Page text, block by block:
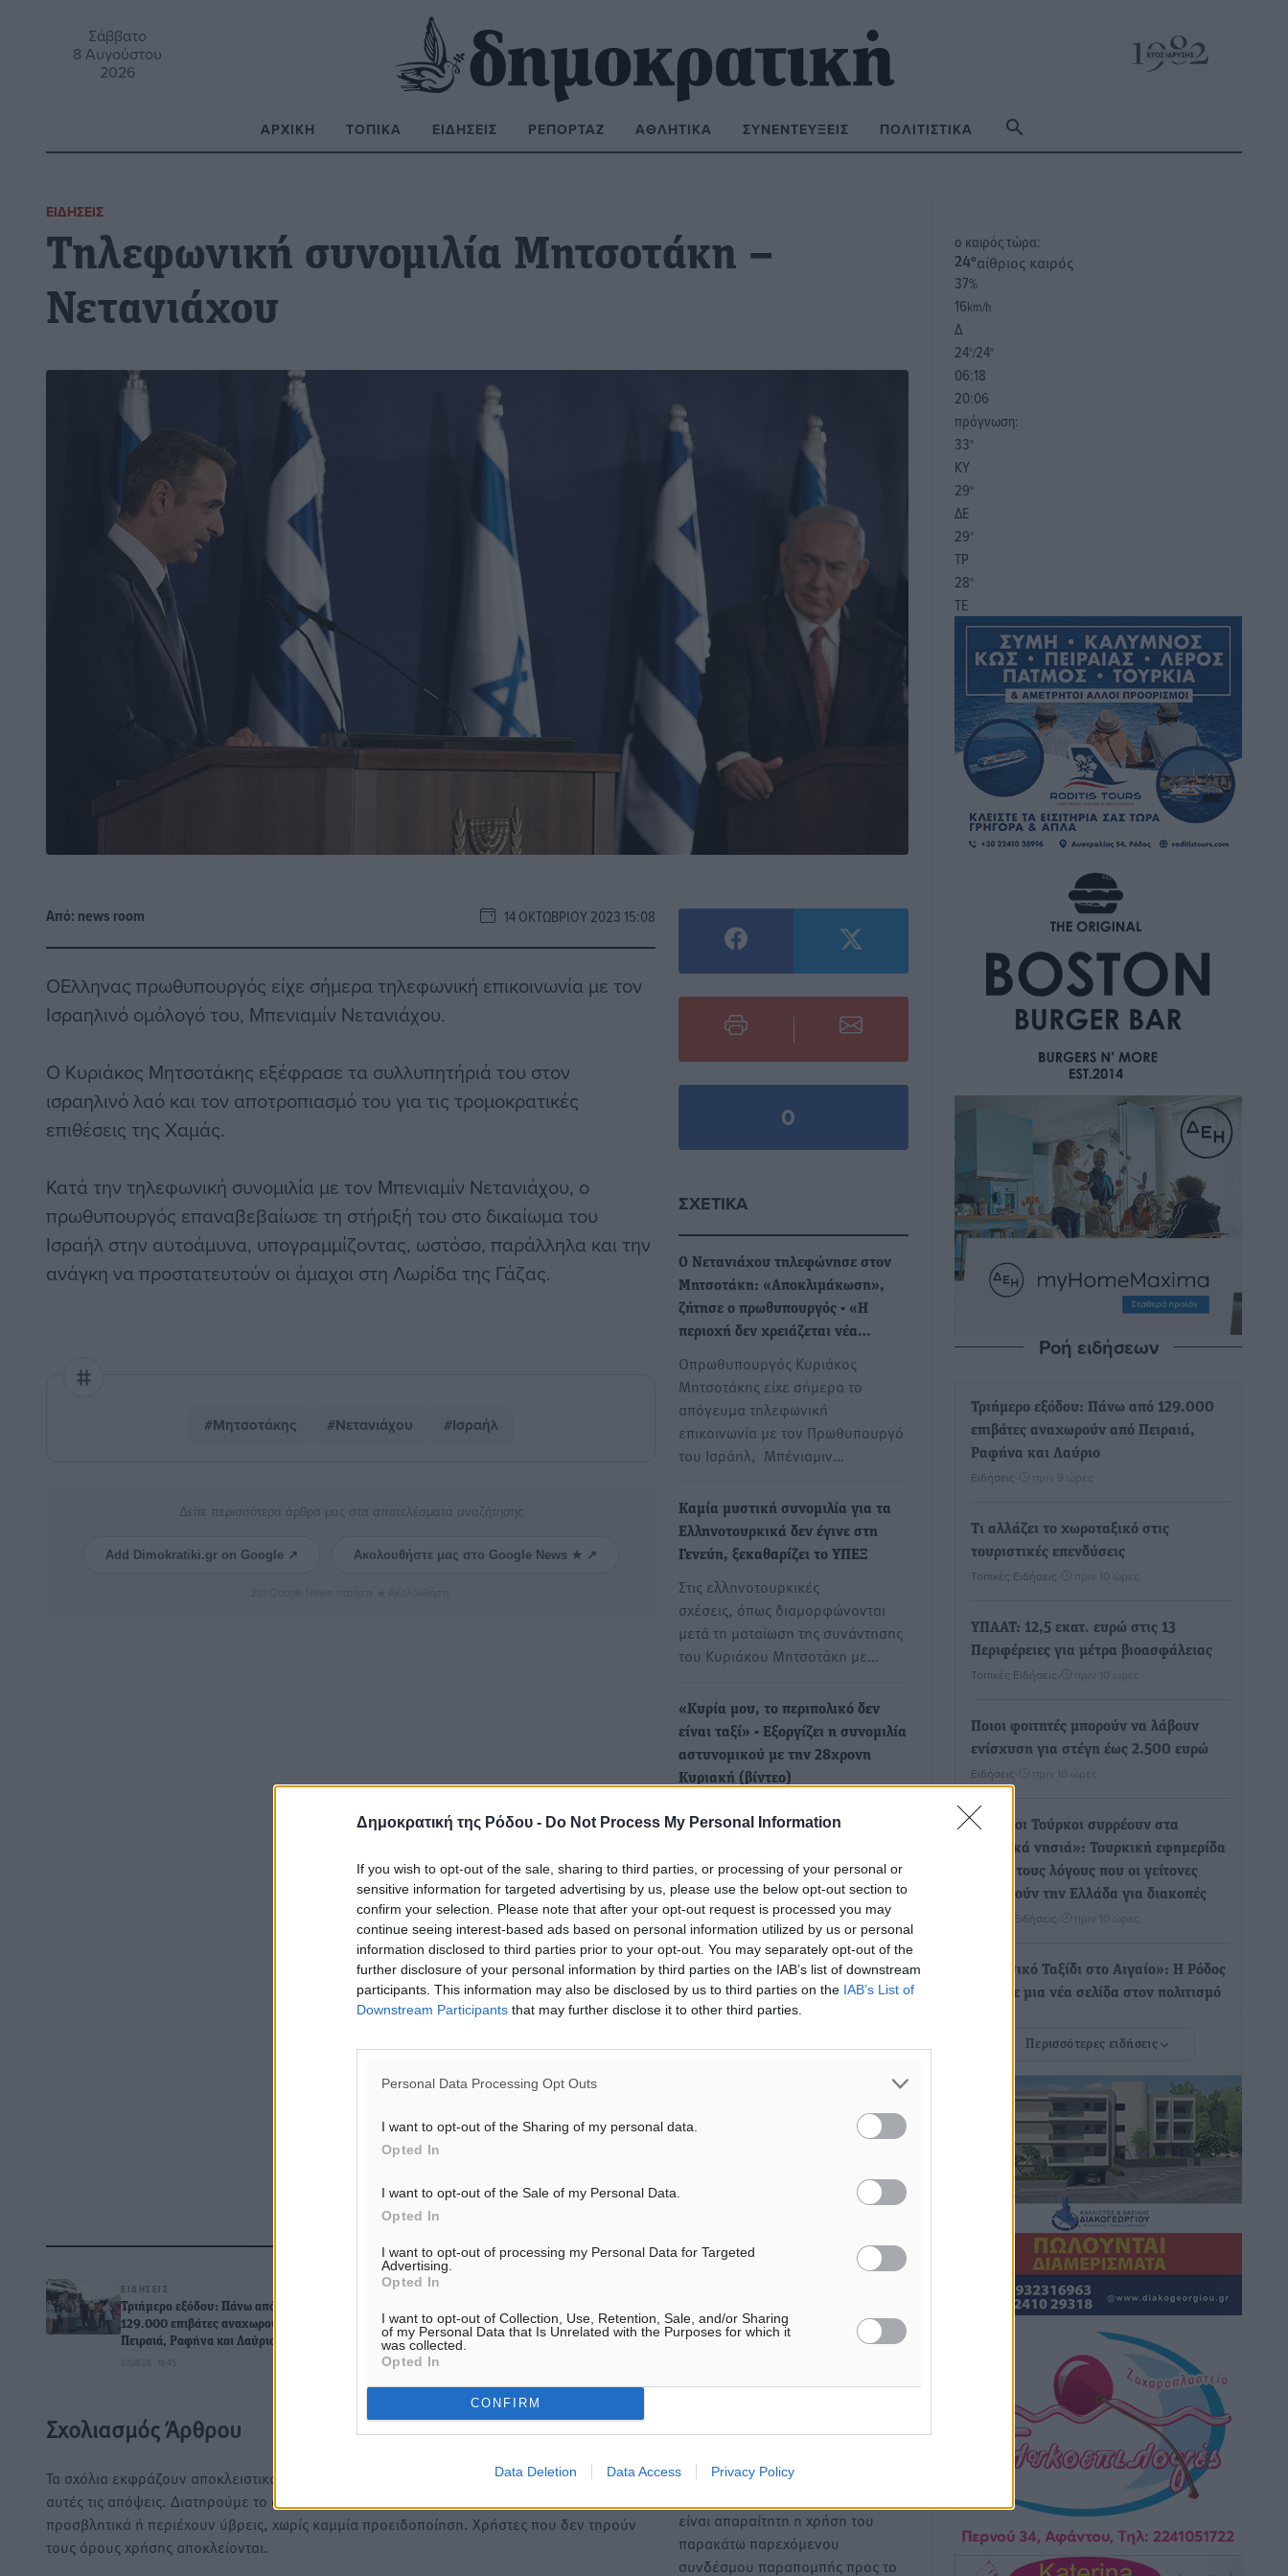
Δημοκρατική της Ρόδου - Do Not Process My Personal Information
If you wish to opt-out of the sale, sharing to third parties, or processing of your personal or
sensitive information for targeted advertising by us, please use the below opt-out section to
confirm your selection. Please note that after your opt-out request is processed you may
continue seeing interest-based ads based on personal information utilized by us or personal
information disclosed to third parties prior to your opt-out. You may separately opt-out of the
further disclosure of your personal information by third parties on the IAB’s list of downstream
participants. This information may also be disclosed by us to third parties on the IAB’s List of
Downstream Participants that may further disclose it to other third parties.
Personal Data Processing Opt Outs
I want to opt-out of the Sharing of my personal data.
Opted In
I want to opt-out of the Sale of my Personal Data.
Opted In
I want to opt-out of processing my Personal Data for Targeted
Advertising.
Opted In
I want to opt-out of Collection, Use, Retention, Sale, and/or Sharing
of my Personal Data that Is Unrelated with the Purposes for which it
was collected.
Opted In
CONFIRM
Data Deletion Data Access Privacy Policy
Σάββατο
8 Αυγούστου
2026
ΑΡΧΙΚΉ ΤΟΠΙΚΆ ΕΙΔΉΣΕΙΣ ΡΕΠΟΡΤΆΖ ΑΘΛΗΤΙΚΆ ΣΥΝΕΝΤΕΎΞΕΙΣ ΠΟΛΙΤΙΣΤΙΚΆ
ΕΙΔΉΣΕΙΣ
Τηλεφωνική συνομιλία Μητσοτάκη –
Νετανιάχου
Από: news room 14 ΟΚΤΩΒΡΊΟΥ 2023 15:08
ΟΕλληνας πρωθυπουργός είχε σήμερα τηλεφωνική επικοινωνία με τον
Ισραηλινό ομόλογό του, Μπενιαμίν Νετανιάχου.
Ο Κυριάκος Μητσοτάκης εξέφρασε τα συλλυπητήριά του στον
ισραηλινό λαό και τον αποτροπιασμό του για τις τρομοκρατικές
επιθέσεις της Χαμάς.
Κατά την τηλεφωνική συνομιλία με τον Μπενιαμίν Νετανιάχου, ο
πρωθυπουργός επαναβεβαίωσε τη στήριξή του στο δικαίωμα του
Ισραήλ στην αυτοάμυνα, υπογραμμίζοντας, ωστόσο, παράλληλα και την
ανάγκη να προστατευτούν οι άμαχοι στη Λωρίδα της Γάζας.
#Μητσοτάκης #Νετανιάχου #Ισραήλ
Δείτε περισσότερα άρθρα μας στα αποτελέσματα αναζήτησης
Add Dimokratiki.gr on Google ↗ Ακολουθήστε μας στο Google News ★ ↗
0
ΣΧΕΤΙΚΆ
Ο Νετανιάχου τηλεφώνησε στον
Μητσοτάκη: «Αποκλιμάκωση»,
ζήτησε ο πρωθυπουργός - «Η
περιοχή δεν χρειάζεται νέα…
Οπρωθυπουργός Κυριάκος
Μητσοτάκης είχε σήμερα το
απόγευμα τηλεφωνική
επικοινωνία με τον Πρωθυπουργό
του Ισράηλ, Μπένιαμιν…
Καμία μυστική συνομιλία για τα
Ελληνοτουρκικά δεν έγινε στη
Γενεύη, ξεκαθαρίζει το ΥΠΕΞ
Στις ελληνοτουρκικές
σχέσεις, όπως διαμορφώνονται
μετά τη ματαίωση της συνάντησης
του Κυριάκου Μητσοτάκη με…
«Κυρία μου, το περιπολικό δεν
είναι ταξί» - Εξοργίζει η συνομιλία
αστυνομικού με την 28χρονη
Κυριακή (βίντεο)
η γυναικοκτονία στους Αγίους
έπεσε νεκρή από επίθεση του
συντρόφου…
Τηλεφωνική επικοινωνία
Μητσοτάκη – Ζελένσκι: Η Ελλάδα
θα συνεχίσει να στηρίζει την
Ο Πρωθυπουργός Κυριάκος
Ουκρανίας Βολοντίμιρ Ζελένσκι.
ΔΙΑΒΑΣΕ ΕΠΙΣΗΣ
ΕΙΔΉΣΕΙΣ
Τριήμερο εξόδου: Πάνω από
129.000 επιβάτες αναχωρούν από
Πειραιά, Ραφήνα και Λαύριο
07.08.26 · 18:45
ΕΙΔΉΣΕΙΣ
λάβουν ενίσχυση για στέγη έως
2.500 ευρώ
07.08.26 · 18:10
δασοκομάντος: Τι έχει αλλάξει
Σχολιασμός Άρθρου
Τα σχόλια εκφράζουν αποκλειστικά τον εκάστοτε σχολιαστή. Η Δημοκρατική δεν υιοθετεί
αυτές τις απόψεις. Διατηρούμε το δικαίωμα να διαγράψουμε όποια σχόλια θεωρούμε
προσβλητικά ή περιέχουν ύβρεις, χωρίς καμμία προειδοποίηση. Χρήστες που δεν τηρούν
τους όρους χρήσης αποκλείονται.
Υπενθύμιση:
Για την μερική αναπαραγωγή της
είναι απαραίτητη η χρήση του
παρακάτω παρεχόμενου
συνδέσμου παραπομπής προς το
o καιρός τώρα:
24°αίθριος καιρός
37%
16km/h
Δ
24°/24°
06:18
20:06
πρόγνωση:
33°
ΚΥ
29°
ΔΕ
29°
ΤΡ
28°
ΤΕ
Ροή ειδήσεων
Τριήμερο εξόδου: Πάνω από 129.000
επιβάτες αναχωρούν από Πειραιά,
Ραφήνα και Λαύριο
Ειδήσεις πριν 9 ώρες
Τι αλλάζει το χωροταξικό στις
τουριστικές επενδύσεις
Τοπικές Ειδήσεις πριν 10 ώρες
ΥΠΑΑΤ: 12,5 εκατ. ευρώ στις 13
Περιφέρειες για μέτρα βιοασφάλειας
Τοπικές Ειδήσεις πριν 10 ώρες
Ποιοι φοιτητές μπορούν να λάβουν
ενίσχυση για στέγη έως 2.500 ευρώ
Ειδήσεις πριν 10 ώρες
«Γιατί οι Τούρκοι συρρέουν στα
ελληνικά νησιά»: Τουρκική εφημερίδα
εξηγεί τους λόγους που οι γείτονες
προτιμούν την Ελλάδα για διακοπές
Τοπικές Ειδήσεις πριν 10 ώρες
«Μουσικό Ταξίδι στο Αιγαίο»: Η Ρόδος
έγραψε μια νέα σελίδα στον πολιτισμό
Νοσοκομείου Ρόδου και αντιμετώπιση
των ελλείψεων προσωπικού
ανακοίνωσε ο Άδωνις Γεωργιάδης
Τοπικές Ειδήσεις• πριν 11 ώρες
Iατρικός Σύλλογος Ροδου προς Α.
Γεωργιάδη: Στρατηγικές Προτάσεις για
την Ενίσχυση της Δημόσιας Υγείας στη
Νησιωτική Ελλάδα και στα
Νοσοκομεία της Γ΄ Ζώνης
πριν 11 ώρες
Πάνθηρες: Ξεκίνησαν αισιόδοξοι για
την παρθενική “πτήση” τους
Αθλητικά• πριν 11 ώρες
Άρης Αρχαγγέλου: Στο πλευρό του
άτυχου Ιάκωβου Θωμά
Αθλητικά πριν 11 ώρες
Περισσότερες ειδήσεις